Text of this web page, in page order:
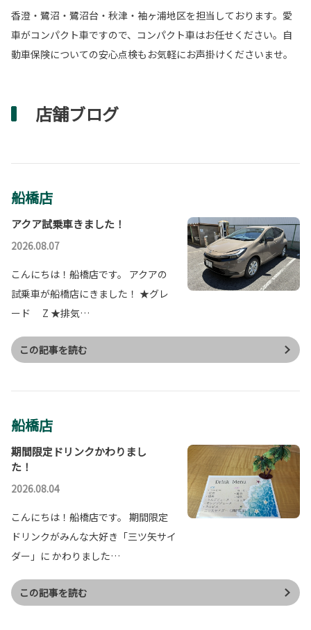
香澄・鷺沼・鷺沼台・秋津・袖ヶ浦地区を担当しております。愛
車がコンパクト車ですので、コンパクト車はお任せください。自
動車保険についての安心点検もお気軽にお声掛けくださいませ。
店舗ブログ
船橋店
アクア試乗車きました！
2026.08.07
こんにちは！船橋店です。 アクアの
試乗車が船橋店にきました！ ★グレ
ード Z ★排気…
この記事を読む
船橋店
期間限定ドリンクかわりまし
た！
2026.08.04
こんにちは！船橋店です。 期間限定
ドリンクがみんな大好き「三ツ矢サイ
ダー」に かわりました…
この記事を読む